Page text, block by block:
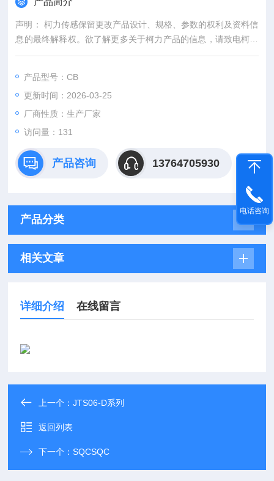
声明： 柯力传感保留更改产品设计、规格、参数的权利及资料信
息的最终解释权。欲了解更多关于柯力产品的信息，请致电柯力
公司，索取更多详细的技术资料。
产品型号：CB
更新时间：2026-03-25
厂商性质：生产厂家
访问量：131
产品咨询 13764705930
产品分类
相关文章
详细介绍 在线留言
上一个：JTS06-D系列
返回列表
下一个：SQCSQC
电话咨询